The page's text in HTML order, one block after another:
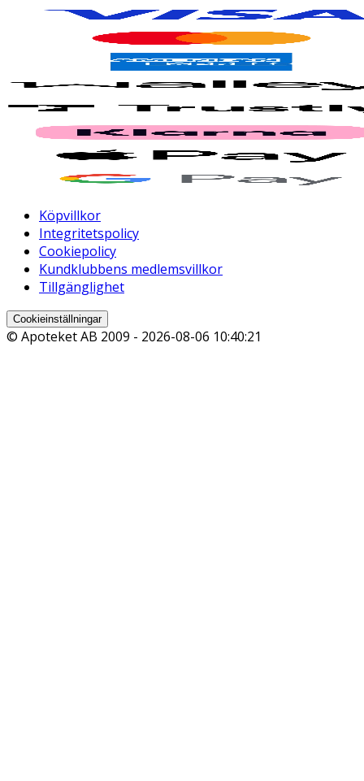
Köpvillkor
Integritetspolicy
Cookiepolicy
Kundklubbens medlemsvillkor
Tillgänglighet
Cookieinställningar
© Apoteket AB 2009 - 2026-08-06 10:40:21